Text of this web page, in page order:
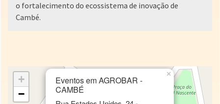
o fortalecimento do ecossistema de inovação de
Cambé.
Eventos em AGROBAR -
CAMBÉ
×
+
−